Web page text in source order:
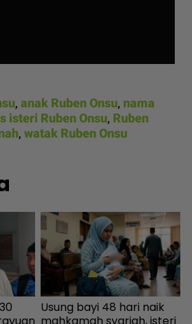
, anak Ruben Onsu, nama
isteri Ruben Onsu, Ruben
, watak Ruben Onsu
Usung bayi 48 hari naik